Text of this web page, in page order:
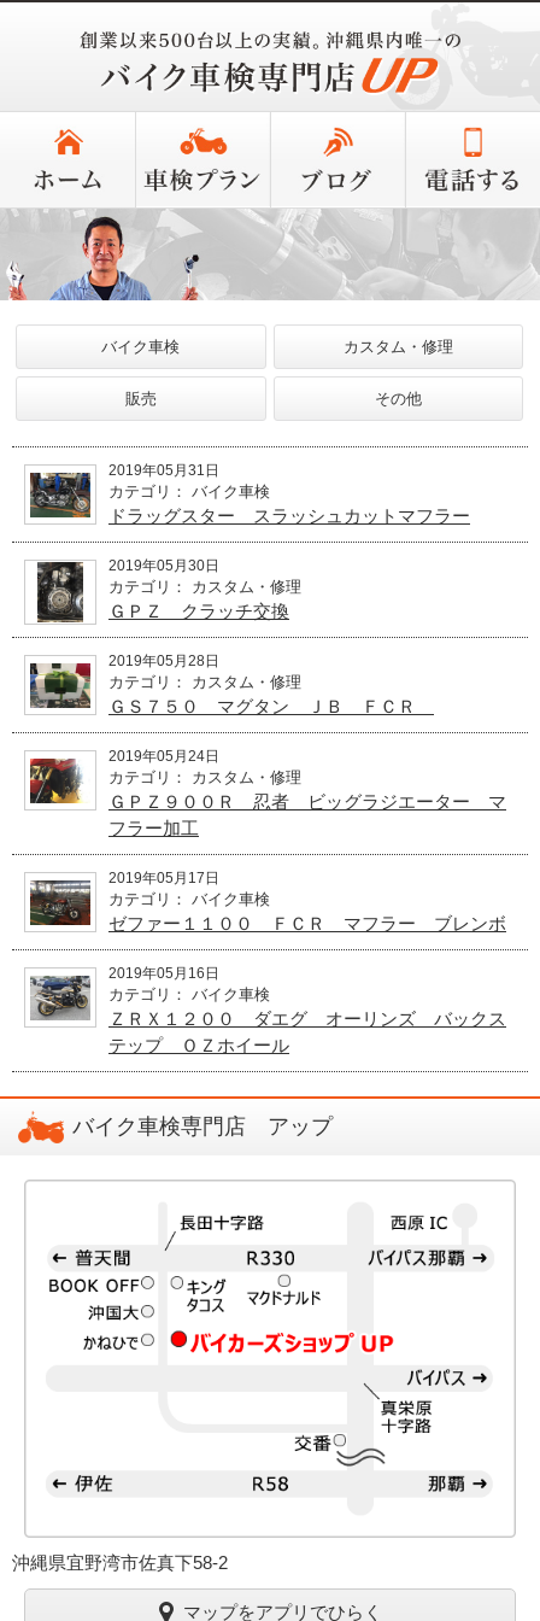
バイク車検 カスタム・修理
販売 その他
2019年05月31日
カテゴリ： バイク車検
ドラッグスター スラッシュカットマフラー
2019年05月30日
カテゴリ： カスタム・修理
ＧＰＺ クラッチ交換
2019年05月28日
カテゴリ： カスタム・修理
ＧＳ７５０ マグタン ＪＢ ＦＣＲ
2019年05月24日
カテゴリ： カスタム・修理
ＧＰＺ９００Ｒ 忍者 ビッグラジエーター マ
フラー加工
2019年05月17日
カテゴリ： バイク車検
ゼファー１１００ ＦＣＲ マフラー ブレンボ
2019年05月16日
カテゴリ： バイク車検
ＺＲＸ１２００ ダエグ オーリンズ バックス
テップ ＯＺホイール
バイク車検専門店 アップ
沖縄県宜野湾市佐真下58-2
マップをアプリでひらく